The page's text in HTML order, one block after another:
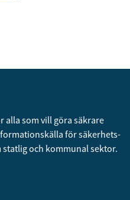
alla som vill göra säkrare
för säkerhets­
och kommunal sektor.